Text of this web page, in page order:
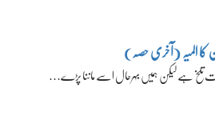
کا المیہ (آخری حصہ)
تلخ ہے لیکن ہمیں بہرحال اسے ماننا پڑے…